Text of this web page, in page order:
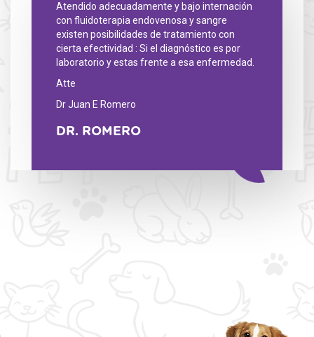
Atendido adecuadamente y bajo internación
con fluidoterapia endovenosa y sangre
existen posibilidades de tratamiento con
cierta efectividad : Si el diagnóstico es por
laboratorio y estas frente a esa enfermedad.
Atte
Dr Juan E Romero
DR. ROMERO